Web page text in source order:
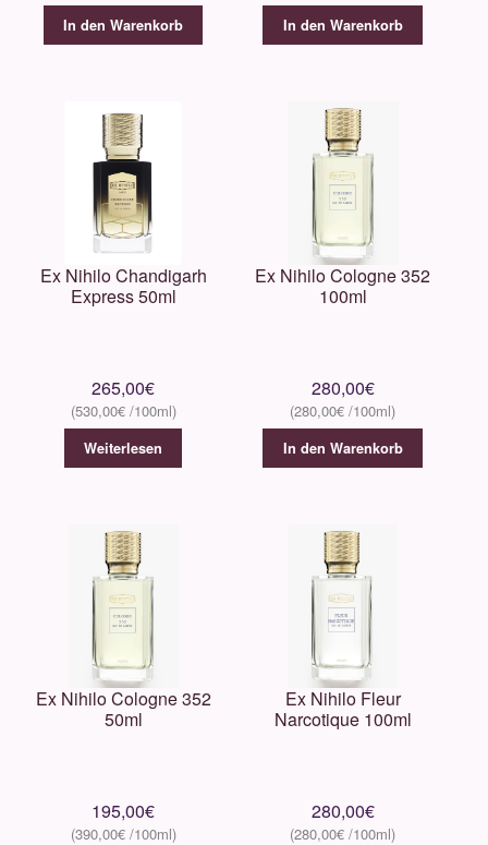
In den Warenkorb In den Warenkorb
Ex Nihilo Chandigarh
Express 50ml
265,00€
530,00€
Weiterlesen
Ex Nihilo Cologne 352
100ml
280,00€
280,00€
In den Warenkorb
Ex Nihilo Cologne 352
50ml
195,00€
390,00€
Ex Nihilo Fleur
Narcotique 100ml
280,00€
280,00€